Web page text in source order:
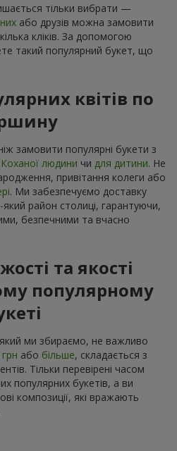
тільки вибрати —
або друзів можна замовити
кліків. За допомогою
такий популярний букет, що
квітів по
замовити популярні букети з
Коханої людини чи для дитини. Не
привітання колеги або
. Ми забезпечуємо доставку
район столиці, гарантуючи,
безпечними та вчасно
та якості
популярному
ми збираємо, не важливо
або більше, складається з
Тільки перевірені часом
популярних букетів, а ви
композиції, які вражають